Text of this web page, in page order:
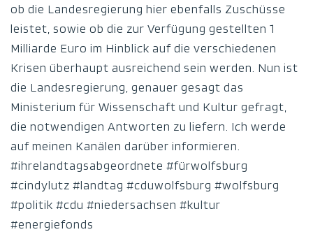
ob die Landesregierung hier ebenfalls Zuschüsse
leistet, sowie ob die zur Verfügung gestellten 1
Milliarde Euro im Hinblick auf die verschiedenen
Krisen überhaupt ausreichend sein werden. Nun ist
die Landesregierung, genauer gesagt das
Ministerium für Wissenschaft und Kultur gefragt,
die notwendigen Antworten zu liefern. Ich werde
auf meinen Kanälen darüber informieren.
#ihrelandtagsabgeordnete #fürwolfsburg
#cindylutz #landtag #cduwolfsburg #wolfsburg
#politik #cdu #niedersachsen #kultur
#energiefonds